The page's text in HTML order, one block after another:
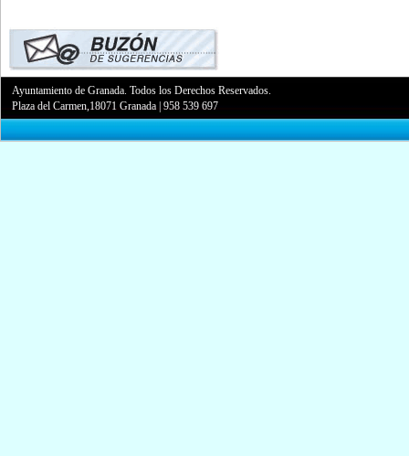
Ayuntamiento de Granada. Todos los Derechos Reservados.
Plaza del Carmen,18071 Granada |958 539 697